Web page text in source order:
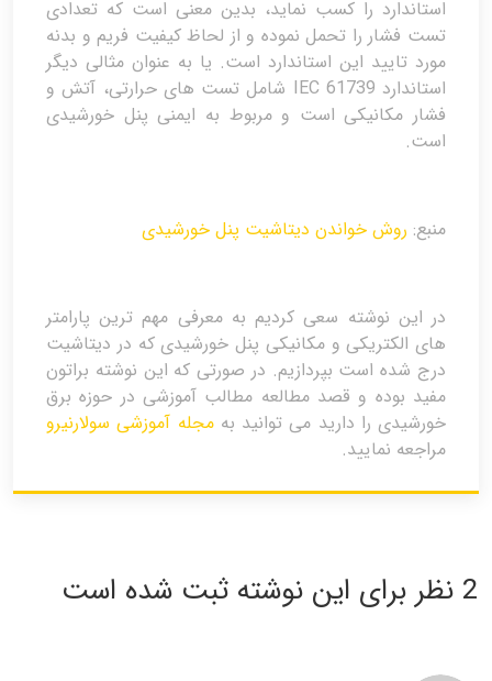
استاندارد را کسب نماید، بدین معنی است که تعدادی
تست فشار را تحمل نموده و از لحاظ کیفیت فریم و بدنه
مورد تایید این استاندارد است. یا به عنوان مثالی دیگر
استاندارد IEC 61739 شامل تست های حرارتی، آتش و
فشار مکانیکی است و مربوط به ایمنی پنل خورشیدی
است.
منبع: روش خواندن دیتاشیت پنل خورشیدی
در این نوشته سعی کردیم به معرفی مهم ترین پارامتر
های الکتریکی و مکانیکی پنل خورشیدی که در دیتاشیت
درج شده است بپردازیم. در صورتی که این نوشته براتون
مفید بوده و قصد مطالعه مطالب آموزشی در حوزه برق
خورشیدی را دارید می توانید بهمجله آموزشی سولارنیرو
مراجعه نمایید.
2 نظر برای این نوشته ثبت شده است